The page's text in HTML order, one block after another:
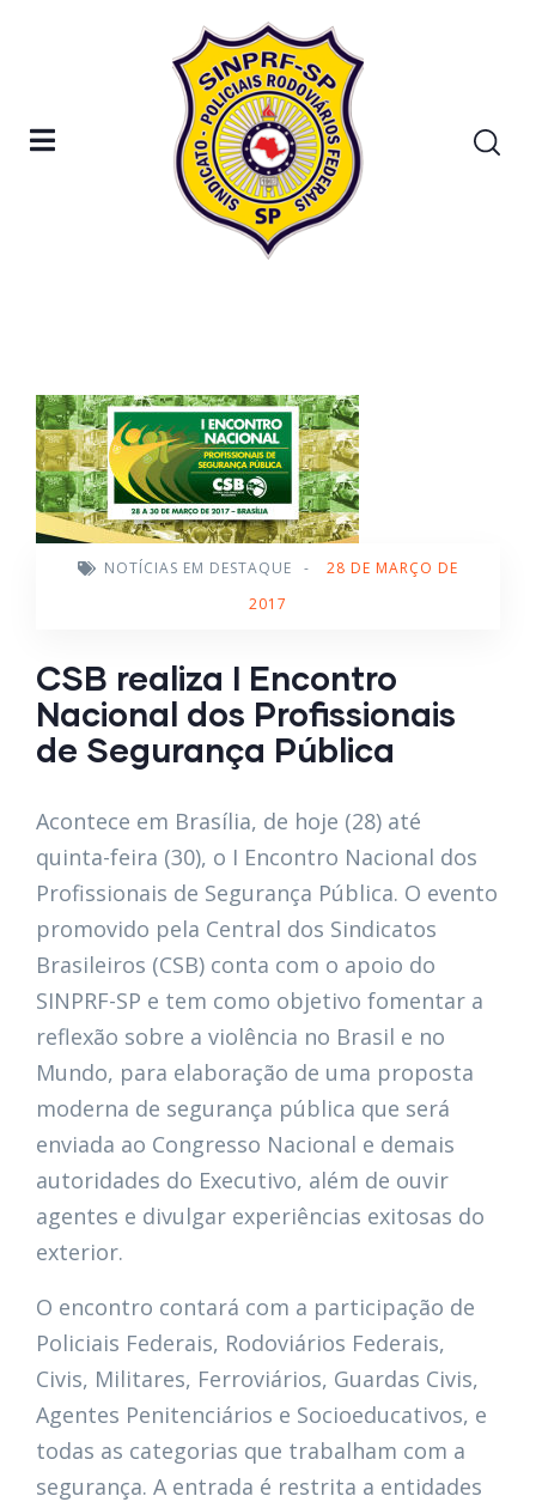
NOTÍCIAS EM DESTAQUE -
28 DE MARÇO DE
2017
CSB realiza I Encontro
Nacional dos Profissionais
de Segurança Pública
Acontece em Brasília, de hoje (28) até
quinta-feira (30), o I Encontro Nacional dos
Profissionais de Segurança Pública. O evento
promovido pela Central dos Sindicatos
Brasileiros (CSB) conta com o apoio do
SINPRF-SP e tem como objetivo fomentar a
reflexão sobre a violência no Brasil e no
Mundo, para elaboração de uma proposta
moderna de segurança pública que será
enviada ao Congresso Nacional e demais
autoridades do Executivo, além de ouvir
agentes e divulgar experiências exitosas do
exterior.
O encontro contará com a participação de
Policiais Federais, Rodoviários Federais,
Civis, Militares, Ferroviários, Guardas Civis,
Agentes Penitenciários e Socioeducativos, e
todas as categorias que trabalham com a
segurança. A entrada é restrita a entidades